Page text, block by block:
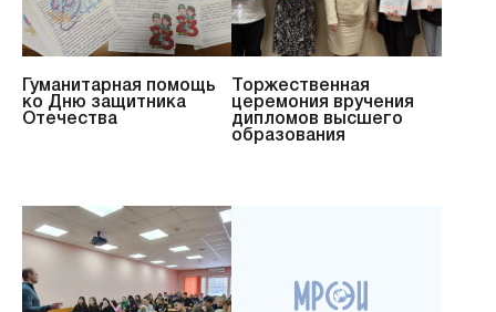
Гуманитарная помощь
ко Дню защитника
Отечества
Торжественная
церемония вручения
дипломов высшего
образования